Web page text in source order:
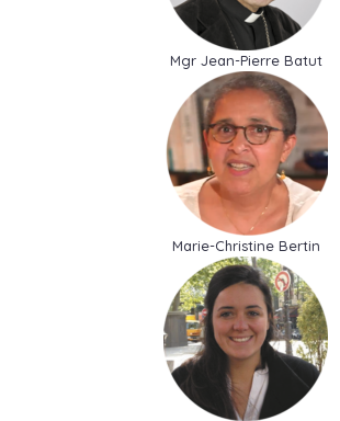
Mgr Jean-Pierre Batut
Marie-Christine Bertin